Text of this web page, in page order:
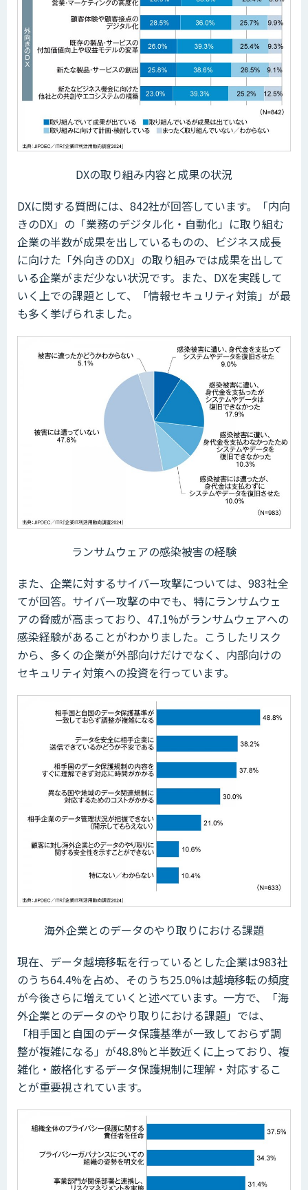
DXの取り組み内容と成果の状況
DXに関する質問には、842社が回答しています。「内向
きのDX」の「業務のデジタル化・自動化」に取り組む
企業の半数が成果を出しているものの、ビジネス成長
に向けた「外向きのDX」の取り組みでは成果を出して
いる企業がまだ少ない状況です。また、DXを実践して
いく上での課題として、「情報セキュリティ対策」が最
も多く挙げられました。
ランサムウェアの感染被害の経験
また、企業に対するサイバー攻撃については、983社全
てが回答。サイバー攻撃の中でも、特にランサムウェ
アの脅威が高まっており、47.1%がランサムウェアへの
感染経験があることがわかりました。こうしたリスク
から、多くの企業が外部向けだけでなく、内部向けの
セキュリティ対策への投資を行っています。
海外企業とのデータのやり取りにおける課題
現在、データ越境移転を行っているとした企業は983社
のうち64.4%を占め、そのうち25.0%は越境移転の頻度
が今後さらに増えていくと述べています。一方で、「海
外企業とのデータのやり取りにおける課題」では、
「相手国と自国のデータ保護基準が一致しておらず調
整が複雑になる」が48.8%と半数近くに上っており、複
雑化・厳格化するデータ保護規制に理解・対応するこ
とが重要視されています。